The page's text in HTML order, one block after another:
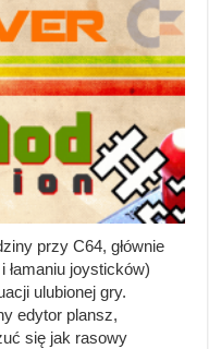
przy C64, głównie
łamaniu joysticków)
ulubionej gry.
edytor plansz,
się jak rasowy